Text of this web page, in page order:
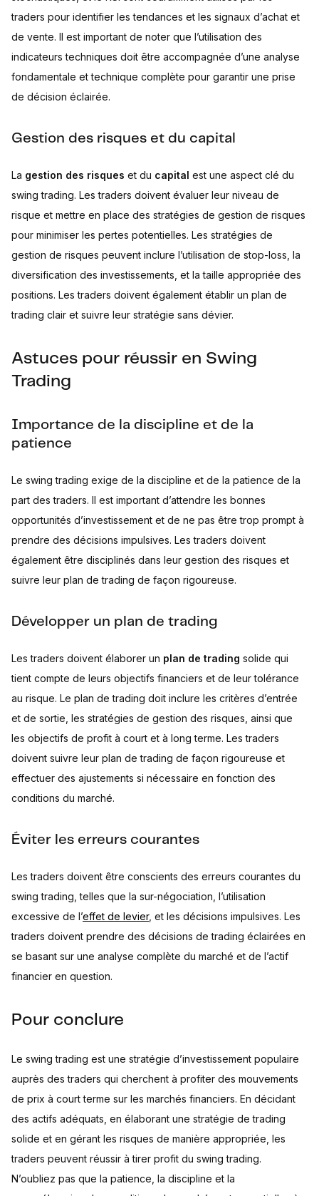
traders pour identifier les tendances et les signaux d’achat et
de vente. Il est important de noter que l’utilisation des
indicateurs techniques doit être accompagnée d’une analyse
fondamentale et technique complète pour garantir une prise
de décision éclairée.
Gestion des risques et du capital
La gestion des risques et du capital est une aspect clé du
swing trading. Les traders doivent évaluer leur niveau de
risque et mettre en place des stratégies de gestion de risques
pour minimiser les pertes potentielles. Les stratégies de
gestion de risques peuvent inclure l’utilisation de stop-loss, la
diversification des investissements, et la taille appropriée des
positions. Les traders doivent également établir un plan de
trading clair et suivre leur stratégie sans dévier.
Astuces pour réussir en Swing
Trading
Importance de la discipline et de la
patience
Le swing trading exige de la discipline et de la patience de la
part des traders. Il est important d’attendre les bonnes
opportunités d’investissement et de ne pas être trop prompt à
prendre des décisions impulsives. Les traders doivent
également être disciplinés dans leur gestion des risques et
suivre leur plan de trading de façon rigoureuse.
Développer un plan de trading
Les traders doivent élaborer un plan de trading solide qui
tient compte de leurs objectifs financiers et de leur tolérance
au risque. Le plan de trading doit inclure les critères d’entrée
et de sortie, les stratégies de gestion des risques, ainsi que
les objectifs de profit à court et à long terme. Les traders
doivent suivre leur plan de trading de façon rigoureuse et
effectuer des ajustements si nécessaire en fonction des
conditions du marché.
Éviter les erreurs courantes
Les traders doivent être conscients des erreurs courantes du
swing trading, telles que la sur-négociation, l’utilisation
excessive de l’effet de levier, et les décisions impulsives. Les
traders doivent prendre des décisions de trading éclairées en
se basant sur une analyse complète du marché et de l’actif
financier en question.
Pour conclure
Le swing trading est une stratégie d’investissement populaire
auprès des traders qui cherchent à profiter des mouvements
de prix à court terme sur les marchés financiers. En décidant
des actifs adéquats, en élaborant une stratégie de trading
solide et en gérant les risques de manière appropriée, les
traders peuvent réussir à tirer profit du swing trading.
N’oubliez pas que la patience, la discipline et la